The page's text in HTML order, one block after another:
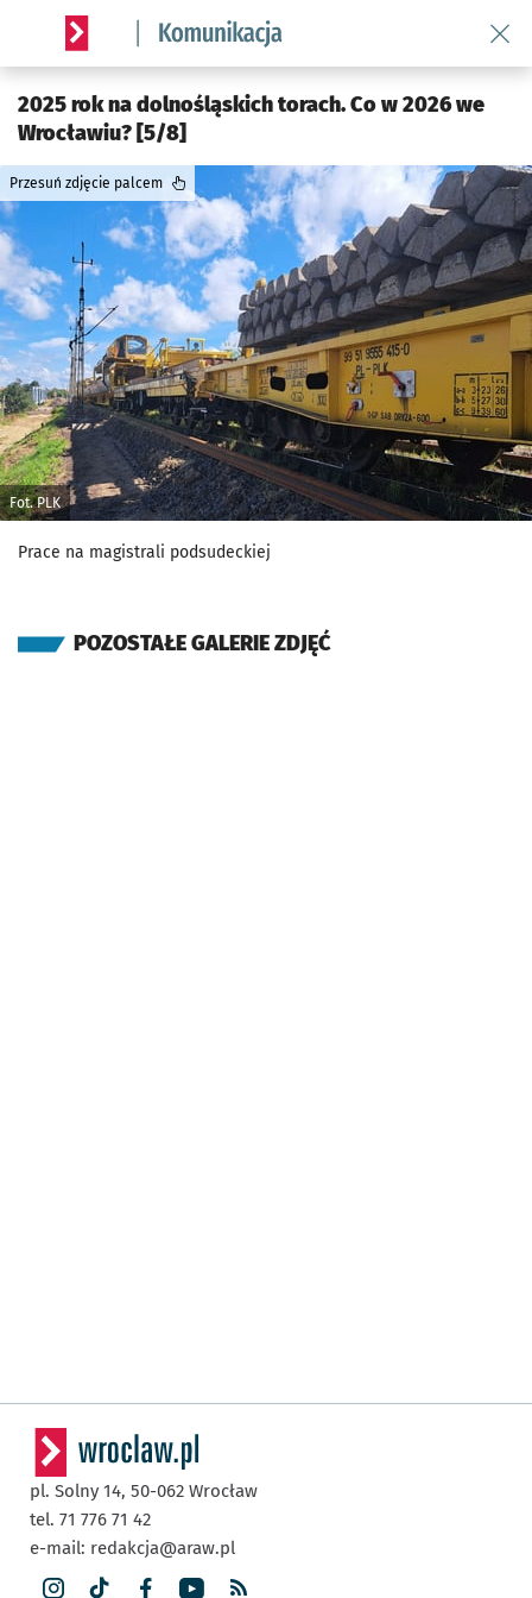
Serwis informacyjny wroclaw.pl podserwis: Komunikacja
2025 rok na dolnośląskich torach. Co w 2026 we
Wrocławiu? [5/8]
Fot. PLK
Przesuń zdjęcie palcem
Prace na magistrali podsudeckiej
POZOSTAŁE GALERIE ZDJĘĆ
pl. Solny 14, 50-062 Wrocław
tel. 71 776 71 42
e-mail: redakcja@araw.pl